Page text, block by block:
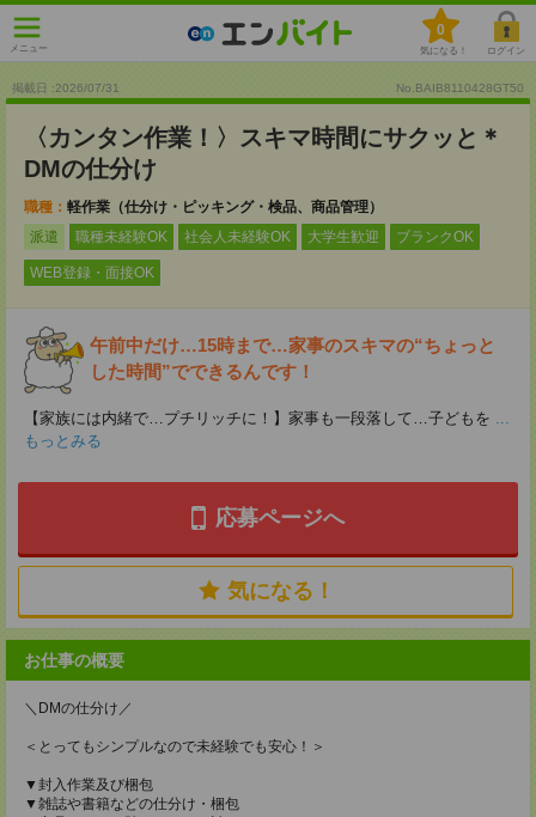
メニュー
0
気になる！ ログイン
掲載日 :2026/07/31 No.BAIB8110428GT50
〈カンタン作業！〉スキマ時間にサクッと＊
DMの仕分け
職種： 軽作業（仕分け・ピッキング・検品、商品管理）
派遣
職種未経験OK 社会人未経験OK 大学生歓迎 ブランクOK
WEB登録・面接OK
午前中だけ…15時まで…家事のスキマの“ちょっと
した時間”でできるんです！
【家族には内緒で…プチリッチに！】家事も一段落して…子どもを ...
もっとみる
応募ページへ
気になる！
お仕事の概要
＼DMの仕分け／
＜とってもシンプルなので未経験でも安心！＞
▼封入作業及び梱包
▼雑誌や書籍などの仕分け・梱包